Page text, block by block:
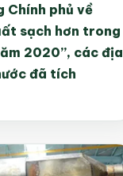
Chính phủ về
sạch hơn trong
2020”, các địa
đã tích